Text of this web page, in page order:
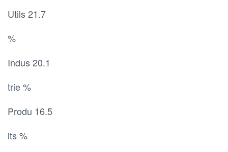
Utils 21.7
%
Indus 20.1
trie %
Produ 16.5
its %